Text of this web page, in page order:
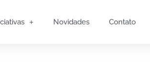
Novidades Contato